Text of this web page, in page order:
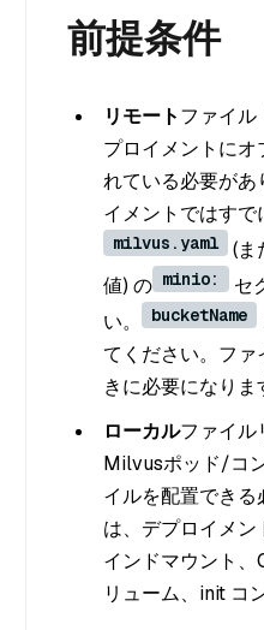
前提条件
リモートファイ
プロイメントにオ
れている必要があ
イメントではすで
milvus.yaml
(ま
値) の minio:
セ
い。
bucketName
てください。ファ
きに必要になりま
ローカルファイル
Milvusポッド/コ
イルを配置でき
は、デプロイメ
インドマウント
リューム、init コ